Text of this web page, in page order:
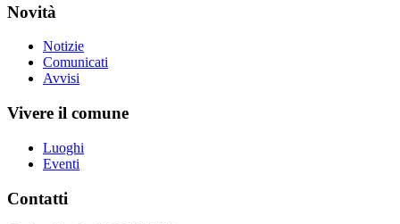
Novità
Notizie
Comunicati
Avvisi
Vivere il comune
Luoghi
Eventi
Contatti